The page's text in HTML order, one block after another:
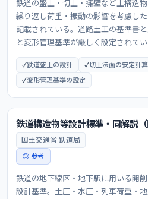
鉄道の盛土・切土・擁壁など土構造
繰り返し荷重・振動の影響を考慮し
記載されている。道路土工の基準書
と変形管理基準が厳しく設定されてい
鉄道盛土の設計 切土法面の安定計算
変形管理基準の設定
鉄道構造物等設計標準・同解説（
国土交通省 鉄道局
◎ 参考
鉄道の地下線区・地下駅に用いる開
設計基準。土圧・水圧・列車荷重・